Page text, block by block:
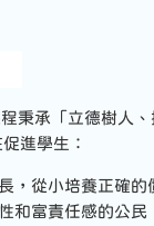
承「立德樹人、
進學生：
，從小培養正確的
和富責任感的公民